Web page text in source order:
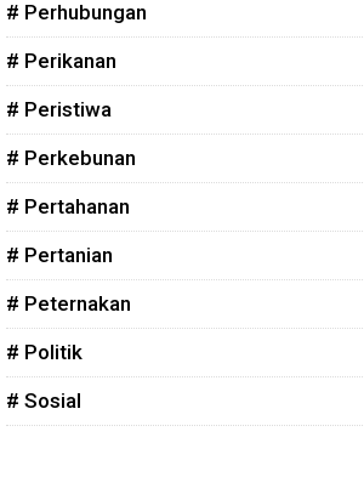
# Perhubungan
# Perikanan
# Peristiwa
# Perkebunan
# Pertahanan
# Pertanian
# Peternakan
# Politik
# Sosial